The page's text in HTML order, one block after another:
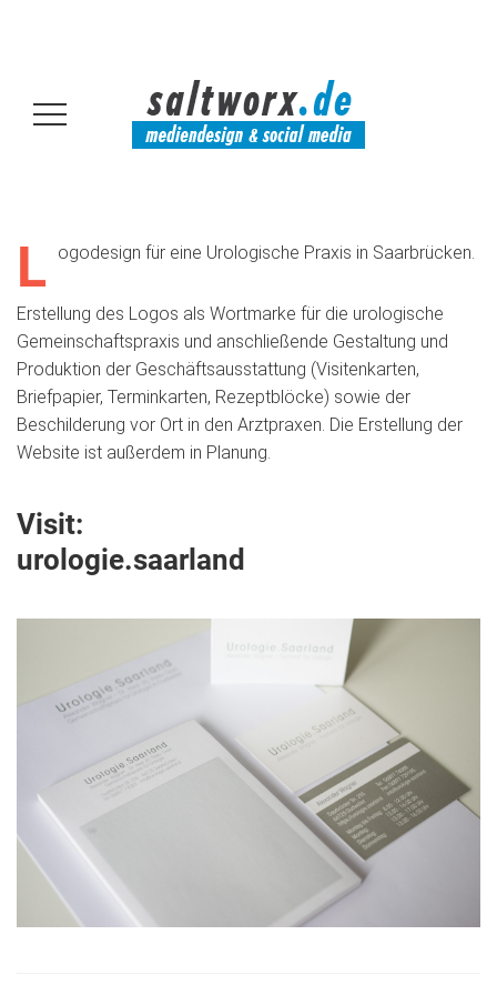
L ogodesign für eine Urologische Praxis in Saarbrücken.
Erstellung des Logos als Wortmarke für die urologische
Gemeinschaftspraxis und anschließende Gestaltung und
Produktion der Geschäftsausstattung (Visitenkarten,
Briefpapier, Terminkarten, Rezeptblöcke) sowie der
Beschilderung vor Ort in den Arztpraxen. Die Erstellung der
Website ist außerdem in Planung.
Visit:
urologie.saarland